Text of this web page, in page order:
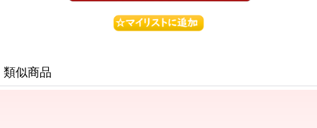
類似商品